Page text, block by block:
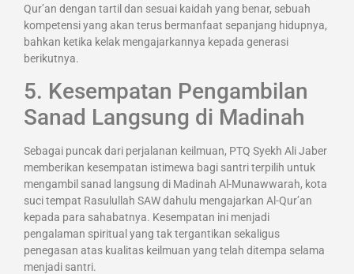
Qur’an dengan tartil dan sesuai kaidah yang benar, sebuah
kompetensi yang akan terus bermanfaat sepanjang hidupnya,
bahkan ketika kelak mengajarkannya kepada generasi
berikutnya.
5. Kesempatan Pengambilan
Sanad Langsung di Madinah
Sebagai puncak dari perjalanan keilmuan, PTQ Syekh Ali Jaber
memberikan kesempatan istimewa bagi santri terpilih untuk
mengambil sanad langsung di Madinah Al-Munawwarah, kota
suci tempat Rasulullah SAW dahulu mengajarkan Al-Qur’an
kepada para sahabatnya. Kesempatan ini menjadi
pengalaman spiritual yang tak tergantikan sekaligus
penegasan atas kualitas keilmuan yang telah ditempa selama
menjadi santri.